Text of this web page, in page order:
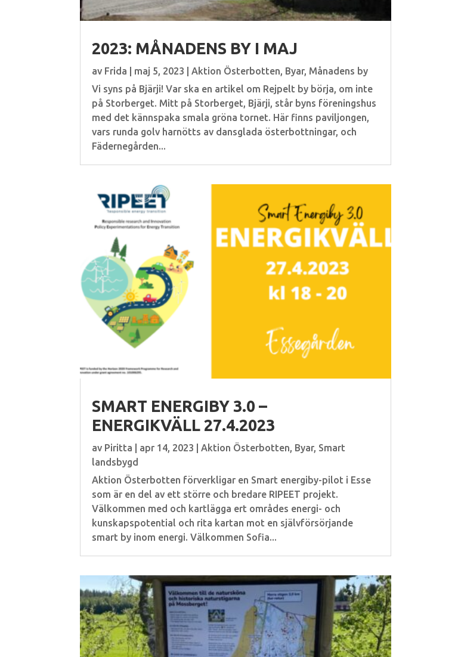
2023: MÅNADENS BY I MAJ
av Frida maj 5, 2023 |Aktion Österbotten, Byar, Månadens by
Vi syns på Bjärji! Var ska en artikel om Rejpelt by börja, om inte
på Storberget. Mitt på Storberget, Bjärji, står byns föreningshus
med det kännspaka smala gröna tornet. Här finns paviljongen,
vars runda golv harnötts av dansglada österbottningar, och
Fädernegården...
SMART ENERGIBY 3.0 –
ENERGIKVÄLL 27.4.2023
av Piritta apr 14, 2023 |Aktion Österbotten, Byar, Smart
landsbygd
Aktion Österbotten förverkligar en Smart energiby-pilot i Esse
som är en del av ett större och bredare RIPEET projekt.
Välkommen med och kartlägga ert områdes energi- och
kunskapspotential och rita kartan mot en självförsörjande
smart by inom energi. Välkommen Sofia...